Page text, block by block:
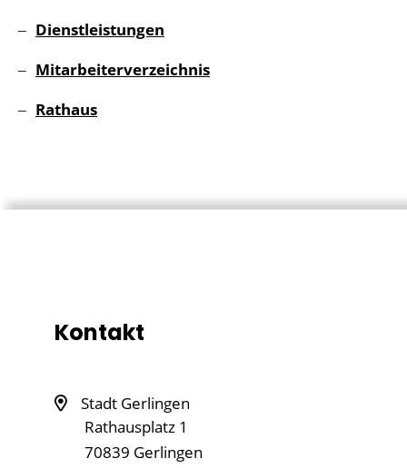
Dienstleistungen
Mitarbeiterverzeichnis
Rathaus
Kontakt
Stadt Gerlingen
Rathausplatz 1
70839 Gerlingen